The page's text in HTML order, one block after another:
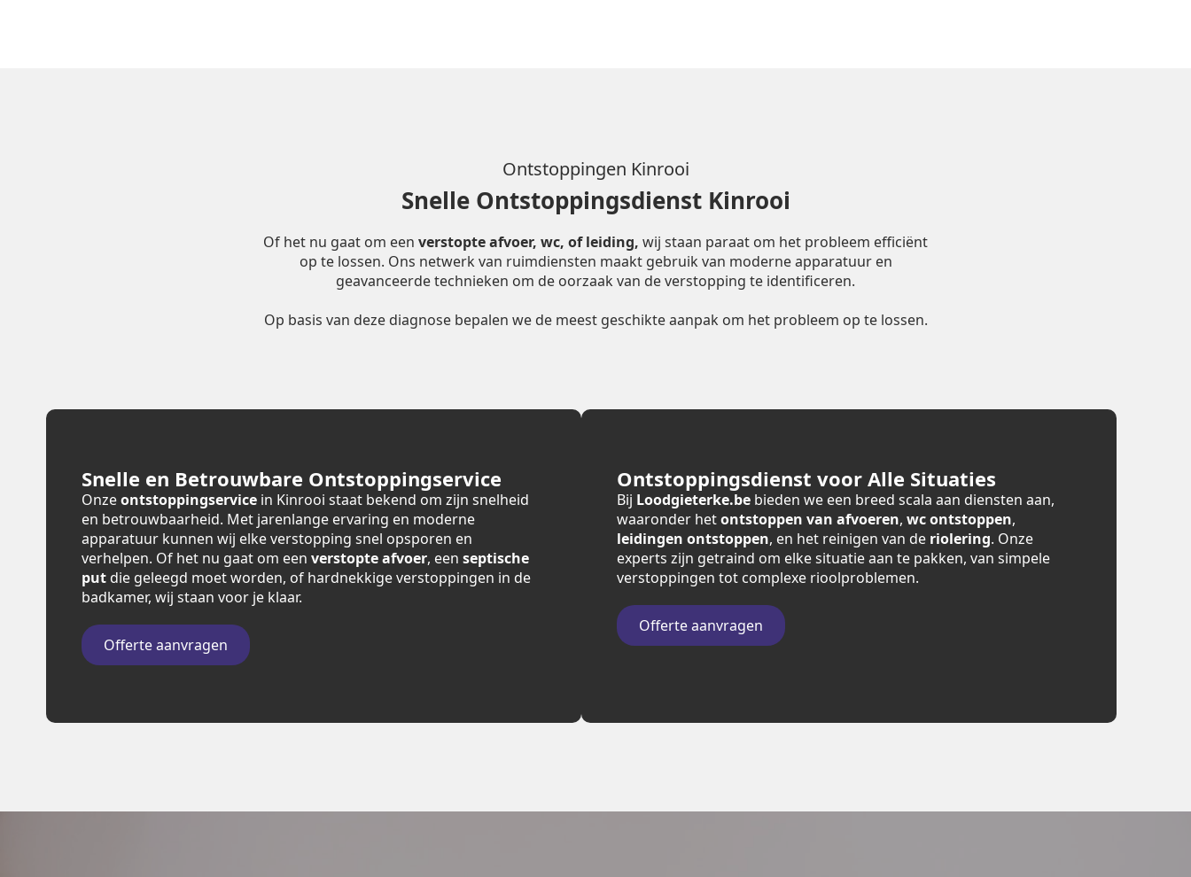
Ontstoppingen Kinrooi
Snelle Ontstoppingsdienst Kinrooi
Of het nu gaat om een verstopte afvoer, wc, of leiding, wij staan paraat om het probleem efficiënt
op te lossen. Ons netwerk van ruimdiensten maakt gebruik van moderne apparatuur en
geavanceerde technieken om de oorzaak van de verstopping te identificeren.
Op basis van deze diagnose bepalen we de meest geschikte aanpak om het probleem op te lossen.
Snelle en Betrouwbare Ontstoppingservice
Onzeontstoppingservice in Kinrooi staat bekend om zijn snelheid
en betrouwbaarheid. Met jarenlange ervaring en moderne
apparatuur kunnen wij elke verstopping snel opsporen en
verhelpen. Of het nu gaat om een verstopte afvoer, een septische
put die geleegd moet worden, of hardnekkige verstoppingen in de
badkamer, wij staan voor je klaar.
Offerte aanvragen
Ontstoppingsdienst voor Alle Situaties
Bij Loodgieterke.be bieden we een breed scala aan diensten aan,
waaronder hetontstoppen van afvoeren, wc ontstoppen,
leidingen ontstoppen, en het reinigen van de riolering. Onze
experts zijn getraind om elke situatie aan te pakken, van simpele
verstoppingen tot complexe rioolproblemen.
Offerte aanvragen